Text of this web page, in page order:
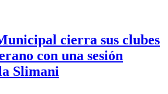
cierra sus clubes
con una sesión
Slimani